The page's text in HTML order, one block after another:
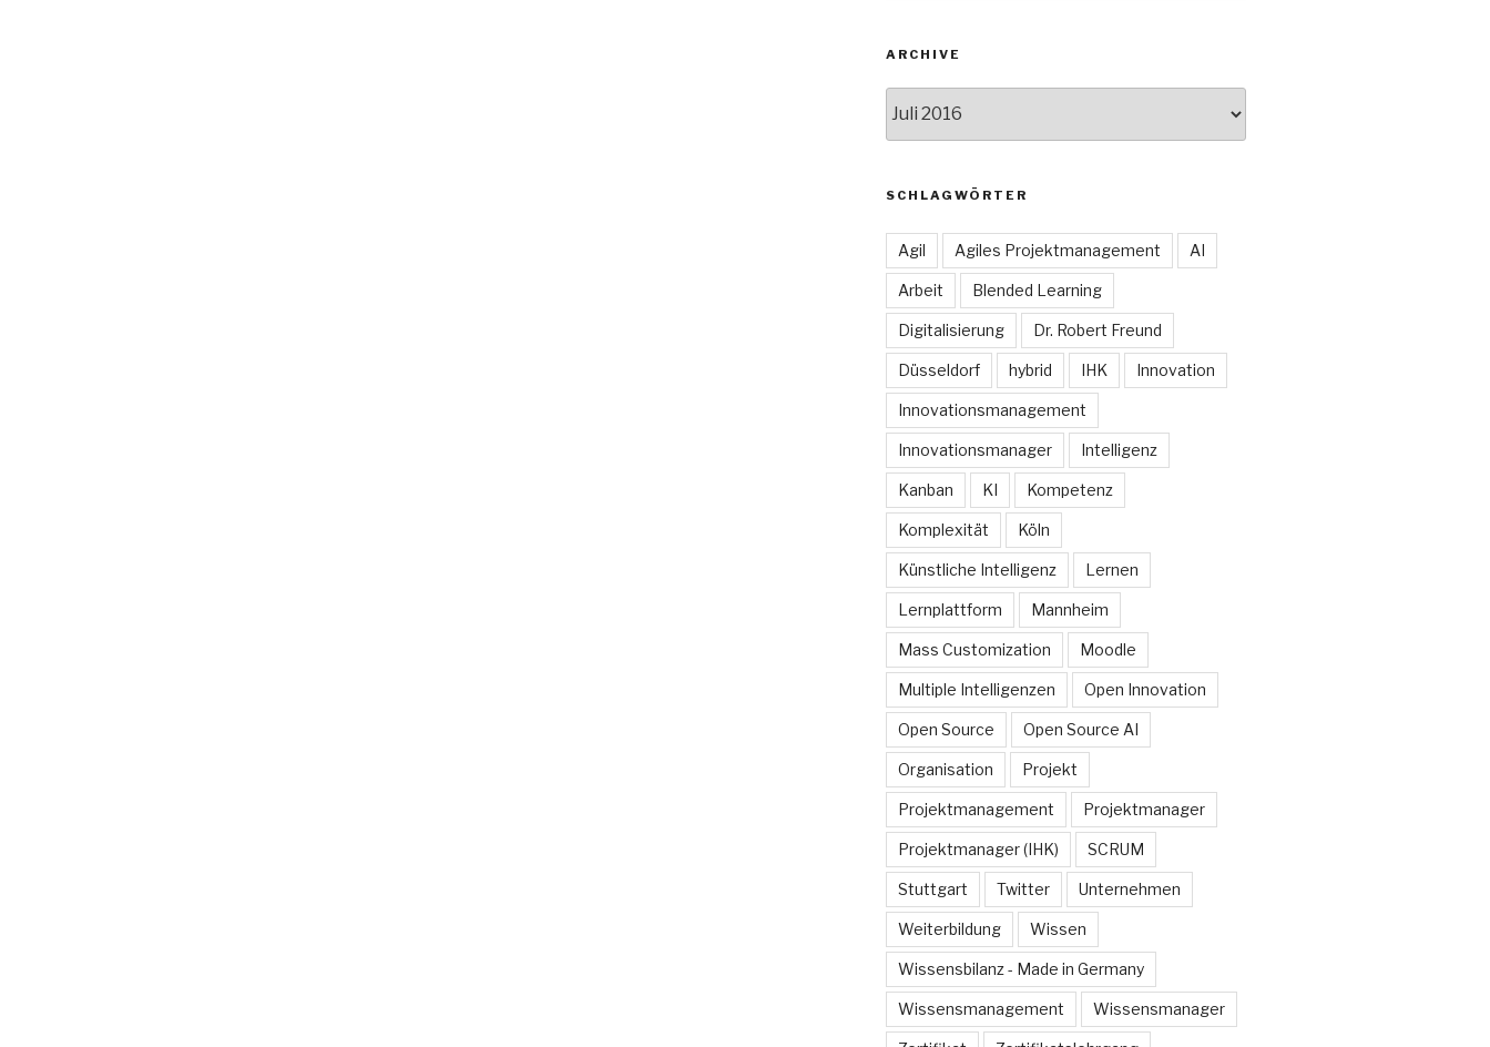
ARCHIVE
SCHLAGWÖRTER
Agil Agiles Projektmanagement AI
Arbeit Blended Learning
Digitalisierung Dr. Robert Freund
Düsseldorf hybrid IHK Innovation
Innovationsmanagement
Innovationsmanager Intelligenz
Kanban KI Kompetenz
Komplexität Köln
Künstliche Intelligenz Lernen
Lernplattform Mannheim
Mass Customization Moodle
Multiple Intelligenzen Open Innovation
Open Source Open Source AI
Organisation Projekt
Projektmanagement Projektmanager
Projektmanager (IHK) SCRUM
Stuttgart Twitter Unternehmen
Weiterbildung Wissen
Wissensbilanz - Made in Germany
Wissensmanagement Wissensmanager